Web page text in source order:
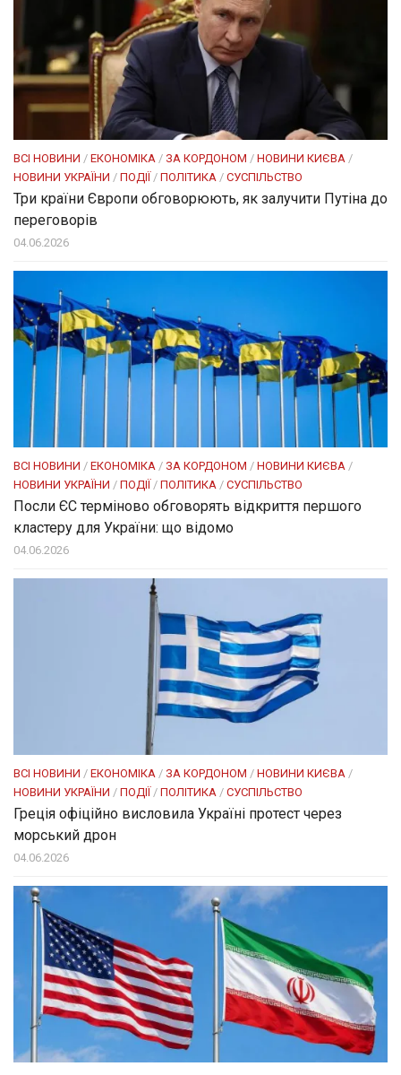
ВСІ НОВИНИ / ЕКОНОМІКА / ЗА КОРДОНОМ / НОВИНИ КИЄВА /
НОВИНИ УКРАЇНИ / ПОДІЇ / ПОЛІТИКА / СУСПІЛЬСТВО
Три країни Європи обговорюють, як залучити Путіна до
переговорів
04.06.2026
ВСІ НОВИНИ / ЕКОНОМІКА / ЗА КОРДОНОМ / НОВИНИ КИЄВА /
НОВИНИ УКРАЇНИ / ПОДІЇ / ПОЛІТИКА / СУСПІЛЬСТВО
Посли ЄC терміново обговорять відкриття першого
кластеру для України: що відомо
04.06.2026
ВСІ НОВИНИ / ЕКОНОМІКА / ЗА КОРДОНОМ / НОВИНИ КИЄВА /
НОВИНИ УКРАЇНИ / ПОДІЇ / ПОЛІТИКА / СУСПІЛЬСТВО
Греція офіційно висловила Україні протест через
морський дрон
04.06.2026